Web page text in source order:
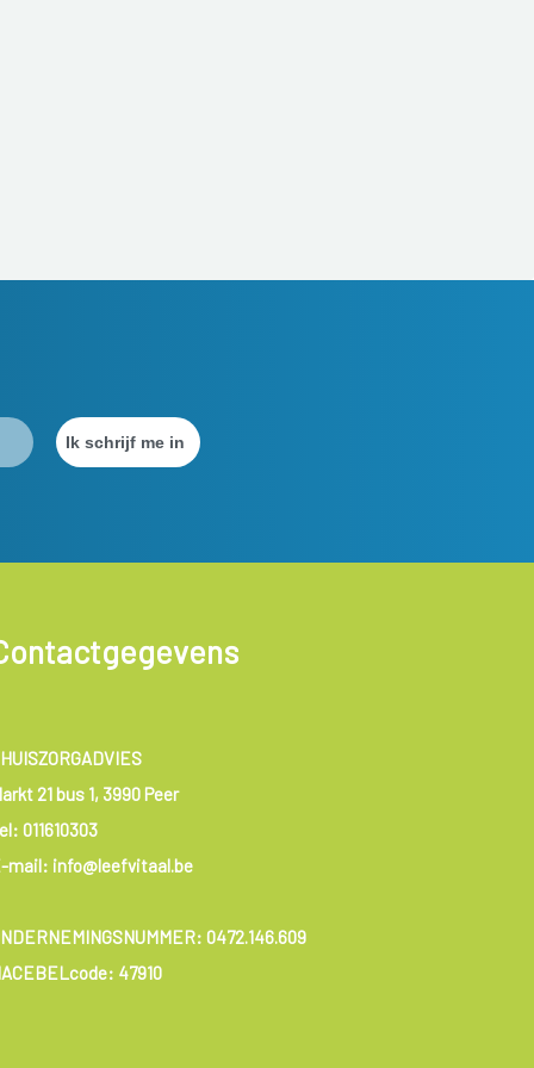
21 bus 1, 3990 Peer
011610303
mail: info@leefvitaal.be
0472.146.609
47910